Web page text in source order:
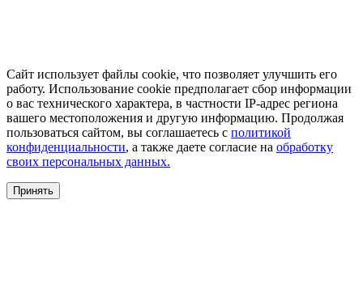
Сайт использует файлы cookie, что позволяет улучшить его
работу. Использование cookie предполагает сбор информации
о вас технического характера, в частности IP-адрес региона
вашего местоположения и другую информацию. Продолжая
пользоваться сайтом, вы соглашаетесь с политикой
конфиденциальности, а также даете согласие на обработку
своих персональных данных.
Принять